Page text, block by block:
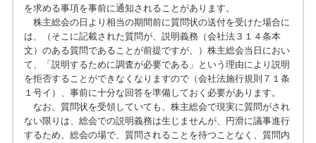
を求める事項を事前に通知されることがあります。
株主総会の日より相当の期間前に質問状の送付を受けた場合に
は、（そこに記載された質問が、説明義務（会社法３１４条本
文）のある質問であることが前提ですが、）株主総会当日におい
て、「説明するために調査が必要である」という理由により説明
を拒否することができなくなりますので（会社法施行規則７１条
１号イ）、事前に十分な回答を準備しておく必要があります。
なお、質問状を受領していても、株主総会で現実に質問がされ
ない限りは、総会での説明義務は生じませんが、円滑に議事進行
するため、総会の場で、質問されることを待つことなく、質問内